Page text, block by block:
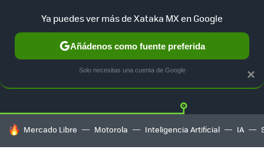
Twitter
HOY SE HABLA DE
Mercado Libre Motorola Inteligencia Artificial IA
×
Ya puedes ver más de Xataka MX en Google
Añádenos como fuente preferida
Solo necesitas una cuenta de Google